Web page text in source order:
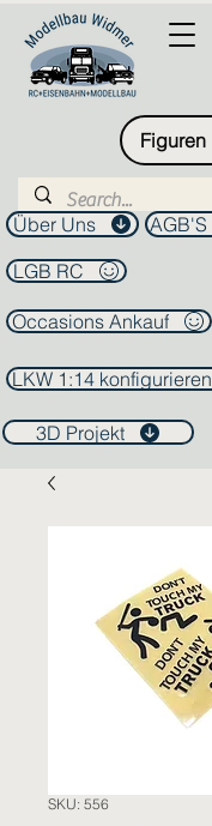
Figuren
Über Uns AGB'S
LGB RC
Occasions Ankauf
LKW 1:14 konfigurieren
3D Projekt
SKU: 556